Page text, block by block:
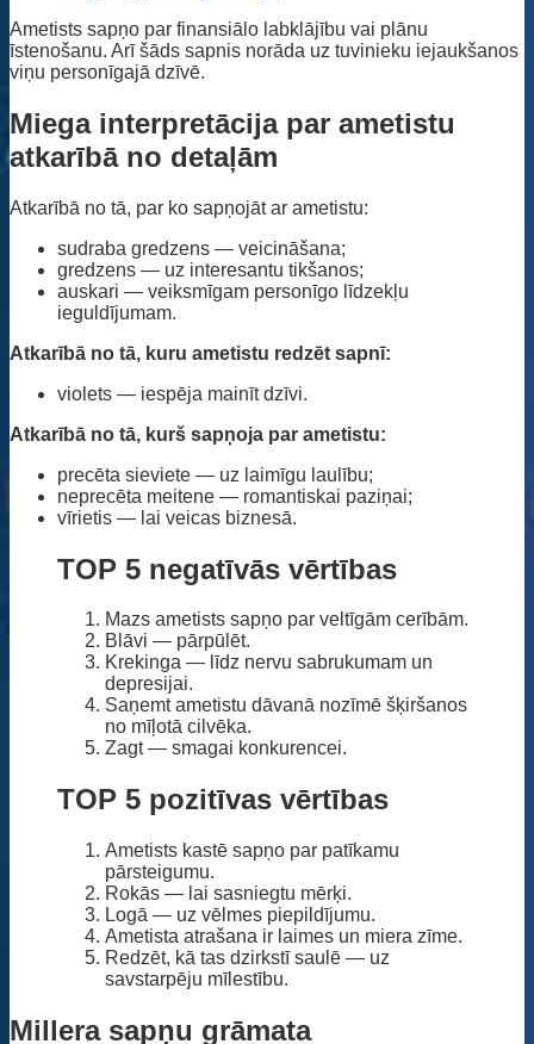
Ametists sapņo par finansiālo labklājību vai plānu
īstenošanu. Arī šāds sapnis norāda uz tuvinieku iejaukšanos
viņu personīgajā dzīvē.
Miega interpretācija par ametistu
atkarībā no detaļām
Atkarībā no tā, par ko sapņojāt ar ametistu:
sudraba gredzens — veicināšana;
gredzens — uz interesantu tikšanos;
auskari — veiksmīgam personīgo līdzekļu
ieguldījumam.
Atkarībā no tā, kuru ametistu redzēt sapnī:
violets — iespēja mainīt dzīvi.
Atkarībā no tā, kurš sapņoja par ametistu:
precēta sieviete — uz laimīgu laulību;
neprecēta meitene — romantiskai paziņai;
vīrietis — lai veicas biznesā.
TOP 5 negatīvās vērtības
Mazs ametists sapņo par veltīgām cerībām.
Blāvi — pārpūlēt.
Krekinga — līdz nervu sabrukumam un
depresijai.
Saņemt ametistu dāvanā nozīmē šķiršanos
no mīļotā cilvēka.
Zagt — smagai konkurencei.
TOP 5 pozitīvas vērtības
Ametists kastē sapņo par patīkamu
pārsteigumu.
Rokās — lai sasniegtu mērķi.
Logā — uz vēlmes piepildījumu.
Ametista atrašana ir laimes un miera zīme.
Redzēt, kā tas dzirkstī saulē — uz
savstarpēju mīlestību.
Millera sapņu grāmata